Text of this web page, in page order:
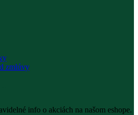
zmlúvy
info o akciách na našom eshope.